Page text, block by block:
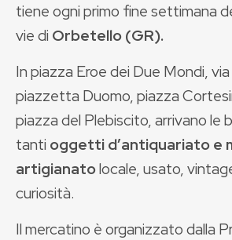
tiene ogni primo fine settimana
vie di Orbetello (GR).
In piazza Eroe dei Due Mondi,
piazzetta Duomo, piazza
piazza del Plebiscito, arrivano le
tanti oggetti d’antiquariato e
artigianatolocale, usato,
curiosità.
Il mercatino è organizzato dalla